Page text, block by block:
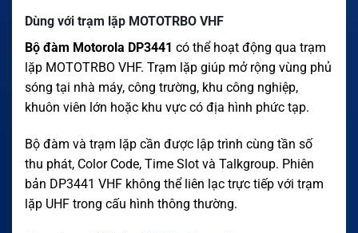
Dùng với trạm lặp MOTOTRBO VHF
Bộ đàm Motorola DP3441 có thể hoạt động qua trạm
lặp MOTOTRBO VHF. Trạm lặp giúp mở rộng vùng phủ
sóng tại nhà máy, công trường, khu công nghiệp,
khuôn viên lớn hoặc khu vực có địa hình phức tạp.
Bộ đàm và trạm lặp cần được lập trình cùng tần số
thu phát, Color Code, Time Slot và Talkgroup. Phiên
bản DP3441 VHF không thể liên lạc trực tiếp với trạm
lặp UHF trong cấu hình thông thường.